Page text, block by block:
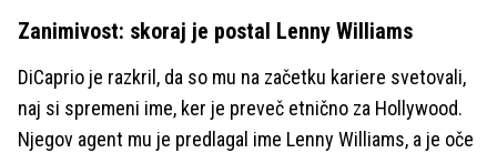
Zanimivost: skoraj je postal Lenny Williams
DiCaprio je razkril, da so mu na začetku kariere svetovali,
naj si spremeni ime, ker je preveč etnično za Hollywood.
Njegov agent mu je predlagal ime Lenny Williams, a je oče